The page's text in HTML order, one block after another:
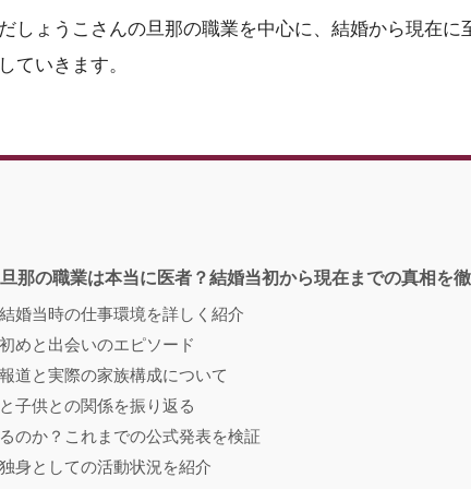
しょうこさんの旦那の職業を中心に、結婚から現在に
ていきます。
那の職業は本当に医者？結婚当初から現在までの真相を
婚当時の仕事環境を詳しく紹介
めと出会いのエピソード
道と実際の家族構成について
子供との関係を振り返る
のか？これまでの公式発表を検証
身としての活動状況を紹介